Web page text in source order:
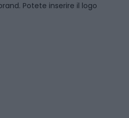
Potete inserire il logo